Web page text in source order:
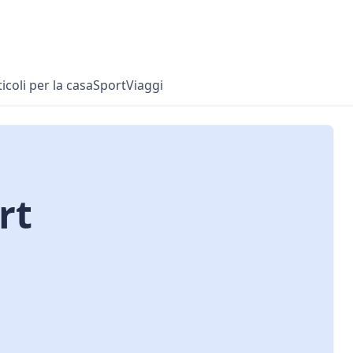
per la casaSportViaggi